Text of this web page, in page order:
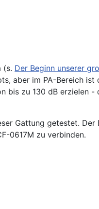
(s. Der Beginn unserer
aber im PA-Bereich ist
bis zu 130 dB erzielen -
Gattung getestet. Der
0617M zu verbinden.